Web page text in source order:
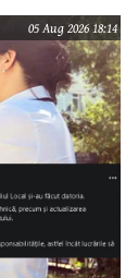
”Anghel
05 Aug 2026 18:14